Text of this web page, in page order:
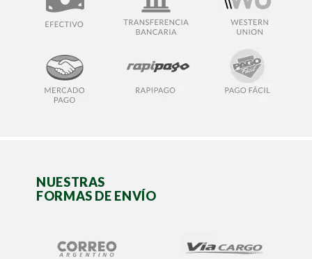
NUESTRAS
FORMAS DE ENVÍO